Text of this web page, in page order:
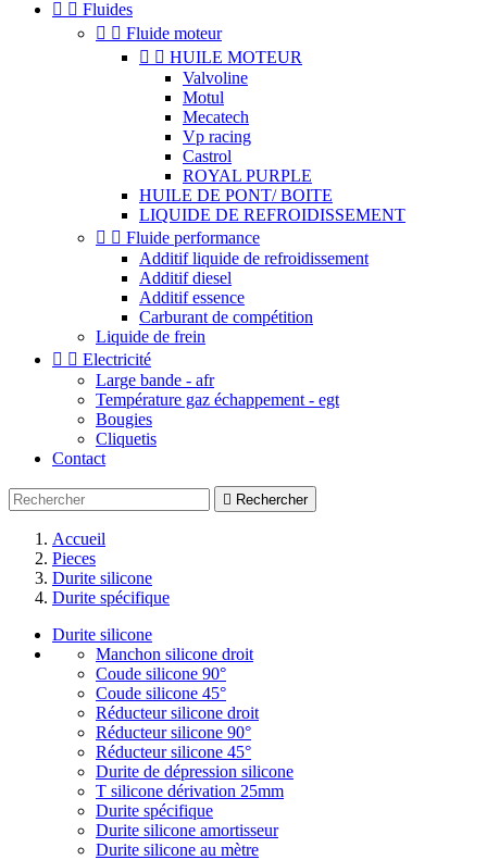
  Fluides
  Fluide moteur
  HUILE MOTEUR
Valvoline
Motul
Mecatech
Vp racing
Castrol
ROYAL PURPLE
HUILE DE PONT/ BOITE
LIQUIDE DE REFROIDISSEMENT
  Fluide performance
Additif liquide de refroidissement
Additif diesel
Additif essence
Carburant de compétition
Liquide de frein
  Electricité
Large bande - afr
Température gaz échappement - egt
Bougies
Cliquetis
Contact
 Rechercher
Accueil
Pieces
Durite silicone
Durite spécifique
Durite silicone
Manchon silicone droit
Coude silicone 90°
Coude silicone 45°
Réducteur silicone droit
Réducteur silicone 90°
Réducteur silicone 45°
Durite de dépression silicone
T silicone dérivation 25mm
Durite spécifique
Durite silicone amortisseur
Durite silicone au mètre